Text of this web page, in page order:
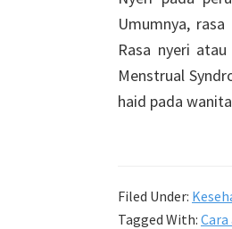
Umumnya,
Rasa nyeri
Menstrual
haid pada wanita
Filed Under:
Tagged With: